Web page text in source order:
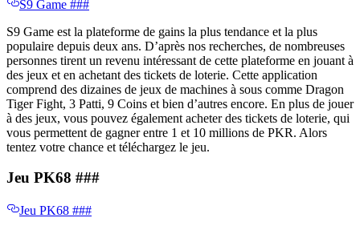
S9 Game ​​###
S9 Game est la plateforme de gains la plus tendance et la plus
populaire depuis deux ans. D’après nos recherches, de nombreuses
personnes tirent un revenu intéressant de cette plateforme en jouant à
des jeux et en achetant des tickets de loterie. Cette application
comprend des dizaines de jeux de machines à sous comme Dragon
Tiger Fight, 3 Patti, 9 Coins et bien d’autres encore. En plus de jouer
à des jeux, vous pouvez également acheter des tickets de loterie, qui
vous permettent de gagner entre 1 et 10 millions de PKR. Alors
tentez votre chance et téléchargez le jeu.
Jeu PK68 ​​###
Jeu PK68 ​​###